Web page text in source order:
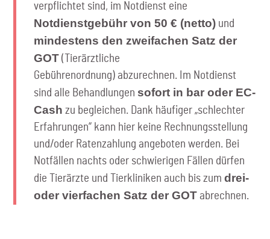
verpflichtet sind, im Notdienst eine
Notdienstgebühr von 50 € (netto) und
mindestens den zweifachen Satz der
GOT (Tierärztliche
Gebührenordnung) abzurechnen. Im Notdienst
sind alle Behandlungen sofort in bar oder EC-
Cash zu begleichen. Dank häufiger „schlechter
Erfahrungen“ kann hier keine Rechnungsstellung
und/oder Ratenzahlung angeboten werden. Bei
Notfällen nachts oder schwierigen Fällen dürfen
die Tierärzte und Tierkliniken auch bis zumdrei-
oder vierfachen Satz der GOT abrechnen.